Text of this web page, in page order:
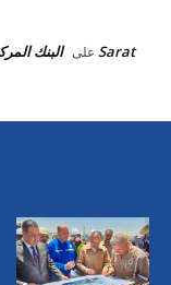
Sarat على البنك